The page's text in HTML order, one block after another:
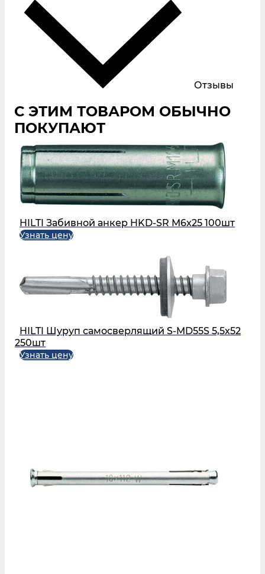
Отзывы
С ЭТИМ ТОВАРОМ ОБЫЧНО
ПОКУПАЮТ
HILTI Забивной анкер HKD-SR M6x25 100шт
Узнать цену
HILTI Шуруп самосверлящий S-MD55S 5,5x52
250шт
Узнать цену